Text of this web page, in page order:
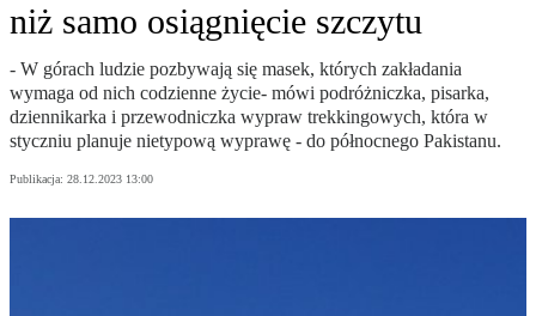
niż samo osiągnięcie szczytu
- W górach ludzie pozbywają się masek, których zakładania
wymaga od nich codzienne życie- mówi podróżniczka, pisarka,
dziennikarka i przewodniczka wypraw trekkingowych, która w
styczniu planuje nietypową wyprawę - do północnego Pakistanu.
Publikacja: 28.12.2023 13:00